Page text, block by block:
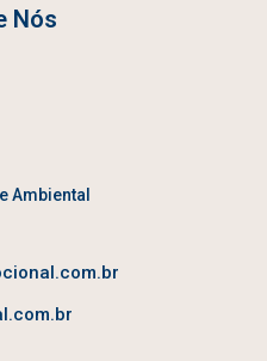
Nós
Ambiental